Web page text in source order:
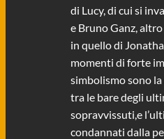
di Lucy, di cui si
e Bruno Ganz,
in quello di
momenti di forte
simbolismo sono la
tra le bare degli
sopravvissuti,e
condannati dalla